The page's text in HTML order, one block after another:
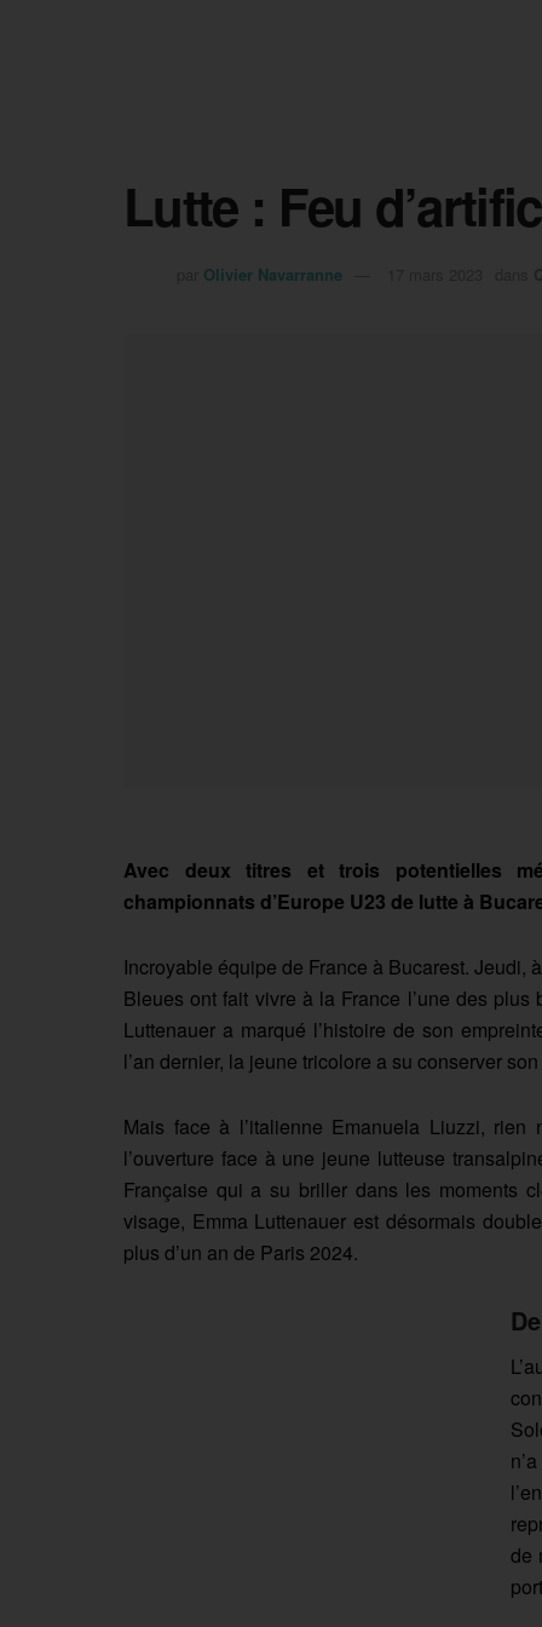
Lutte : Feu
Olivier Navarranne
Avec deux titres et trois potentielles
championnats d’Europe U23 de lutte à
Incroyable équipe de France à Bucarest. Jeudi,
Bleues ont fait vivre à la France l’une des
Luttenauer a marqué l’histoire de son
l’an dernier, la jeune tricolore a su conserver
Mais face à l’italienne Emanuela Liuzzi, rien
l’ouverture face à une jeune lutteuse
Française qui a su briller dans les moments
visage, Emma Luttenauer est désormais
plus d’un an de Paris 2024.
de